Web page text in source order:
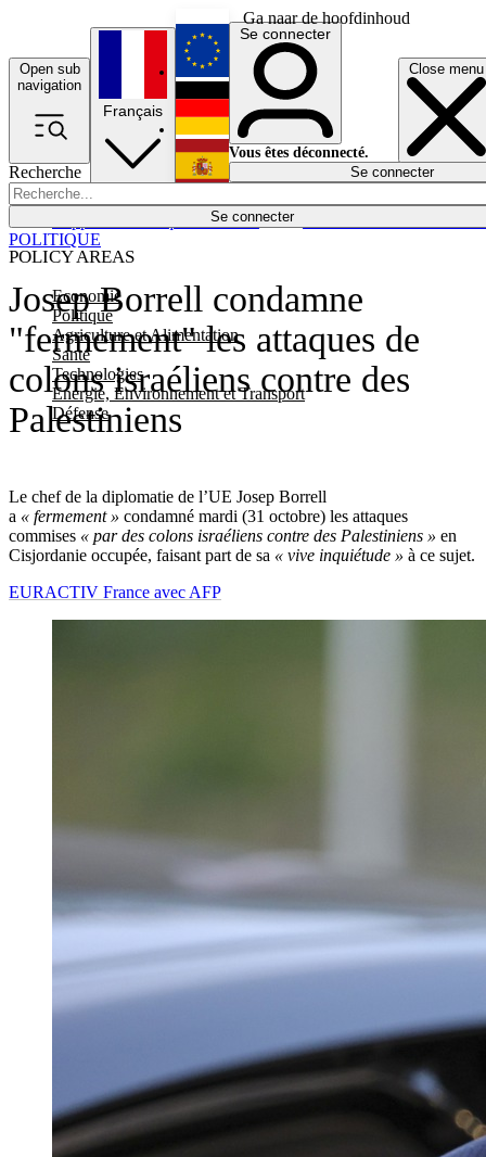
Ga naar de hoofdinhoud
Open sub
navigation
Close menu
Recherche
Se connecter
POLICY AREAS
Economie
Politique
Agriculture et Alimentation
Santé
Technologies
Energie, Environnement et Transport
Défense
Économie
Français
English
Deutsch
Español
Se connecter
Vous êtes déconnecté.
Se connecter
Josep Borrell condamne
"fermement" les attaques de
colons israéliens contre des
Palestiniens
Le chef de la diplomatie de l’UE Josep Borrell
a « fermement » condamné mardi (31 octobre) les attaques
commises « par des colons israéliens contre des Palestiniens » en
Cisjordanie occupée, faisant part de sa « vive inquiétude » à ce sujet.
POLITIQUE
EURACTIV France avec AFP